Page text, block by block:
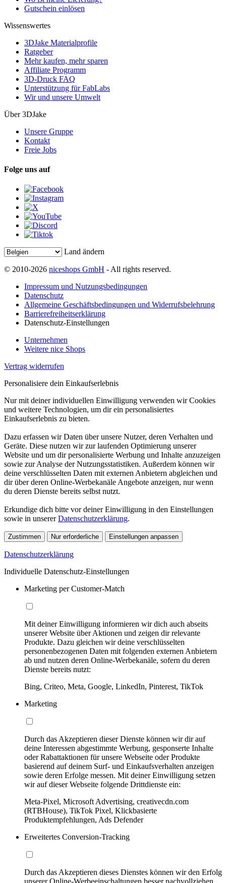
Gutschein einlösen
Wissenswertes
3DJake Materialprofile
Ratgeber
Mehr kaufen, mehr sparen
Affiliate Programm
3D-Druck FAQ
Unterstützung für FabLabs
Wir und unsere Umwelt
Über 3DJake
Unsere Gruppe
Kontakt
Freie Jobs
Folge uns auf
Land ändern
© 2010-2026 niceshops GmbH - All rights reserved.
Impressum und Nutzungsbedingungen
Datenschutz
Allgemeine Geschäftsbedingungen und Widerrufsbelehrung
Barrierefreiheitserklärung
Datenschutz-Einstellungen
Unternehmen
Weitere nice Shops
Vertrag widerrufen
Personalisiere dein Einkaufserlebnis
Nur mit deiner individuellen Einwilligung verwenden wir Cookies
und weitere Technologien, um dir ein personalisiertes
Einkaufserlebnis zu bieten.
Dazu erfassen wir Daten über unsere Nutzer, deren Verhalten und
Geräte. Diese nutzen wir zur laufenden Optimierung unserer
Website und um dir personalisierte Werbung und Inhalte anzuzeigen
sowie zur Analyse der Nutzungsstatistiken. Außerdem können wir
deine verschlüsselten Daten mit externen Anbietern abgleichen und
dir über deren Online-Werbekanäle Angebote anzeigen, nur wenn
du deren Dienste bereits selbst nutzt.
Erkundige dich bitte vor deiner Einwilligung in den Einstellungen
sowie in unsererDatenschutzerklärung.
Zustimmen Nur erforderliche Einstellungen anpassen
Datenschutzerklärung
Individuelle Datenschutz-Einstellungen
Marketing per Customer-Match
Mit deiner Einwilligung informieren wir dich auch abseits
unserer Website über Aktionen und zeigen dir relevante
Produkte. Dazu gleichen wir deine verschlüsselten
personenbezogenen Daten mit folgenden externen Anbietern
ab und nutzen deren Online-Werbekanäle, sofern du deren
Dienste bereits nutzt:
Bing, Criteo, Meta, Google, LinkedIn, Pinterest, TikTok
Marketing
Durch das Akzeptieren dieser Dienste können wir dir auf
deine Interessen abgestimmte Werbung, gesponserte Inhalte
oder Rabattaktionen für unsere Webseite oder Produkte
basierend auf deinem Surf- und Einkaufsverhalten anzeigen
sowie deren Erfolge messen. Mit deiner Einwilligung setzen
wir auf dieser Webseite folgende Drittdienste ein:
Meta-Pixel, Microsoft Advertising, creativecdn.com
(RTBHouse), TikTok Pixel, Klickbasierte
Produktempfehlungen, Ads Defender
Erweitertes Conversion-Tracking
Durch das Akzeptieren dieses Dienstes können wir den Erfolg